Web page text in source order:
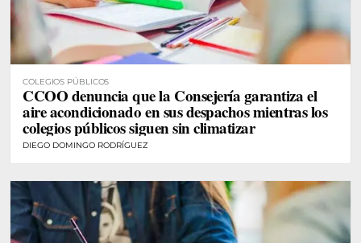
COLEGIOS PÚBLICOS
CCOO denuncia que la Consejería garantiza el
aire acondicionado en sus despachos mientras los
colegios públicos siguen sin climatizar
DIEGO DOMINGO RODRÍGUEZ